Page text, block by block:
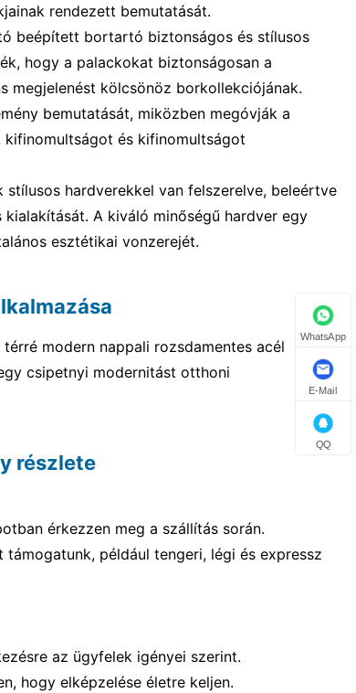
rendezett bemutatását.
beépített bortartó biztonságos és stílusos
hogy a palackokat biztonságosan a
megjelenést kölcsönöz borkollekciójának.
bemutatását, miközben megóvják a
és kifinomultságot
hardverekkel van felszerelve, beleértve
A kiváló minőségű hardver egy
esztétikai vonzerejét.
modern nappali rozsdamentes acél
csipetnyi modernitást otthoni
részlete
érkezzen meg a szállítás során.
például tengeri, légi és expressz
az ügyfelek igényei szerint.
hogy elképzelése életre keljen.
WhatsApp
E-Mail
QQ